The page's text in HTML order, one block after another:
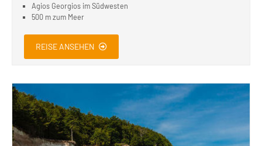
Agios Georgios im Südwesten
500 m zum Meer
REISE ANSEHEN